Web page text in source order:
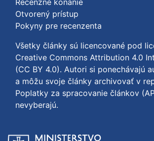
Recenzné konanie
Otvorený prístup
Pokyny pre recenzenta
Všetky články sú licencované pod
Creative Commons Attribution 4.0
(CC BY 4.0). Autori si ponechávajú
a môžu svoje články archivovať v
Poplatky za spracovanie článkov
nevyberajú.